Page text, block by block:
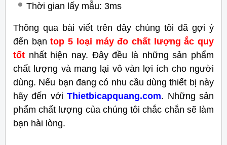
Thời gian lấy mẫu: 3ms
Thông qua bài viết trên đây chúng tôi đã gợi ý
đến bạntop 5 loại máy đo chất lượng ắc quy
tốt nhất hiện nay. Đây đều là những sản phẩm
chất lượng và mang lại vô vàn lợi ích cho người
dùng. Nếu bạn đang có nhu cầu dùng thiết bị này
hãy đến vớiThietbicapquang.com. Những sản
phẩm chất lượng của chúng tôi chắc chắn sẽ làm
bạn hài lòng.